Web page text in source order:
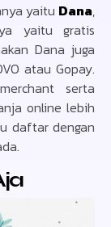
yaitu Dana,
yaitu gratis
Dana juga
atau Gopay.
serta
online lebih
daftar dengan